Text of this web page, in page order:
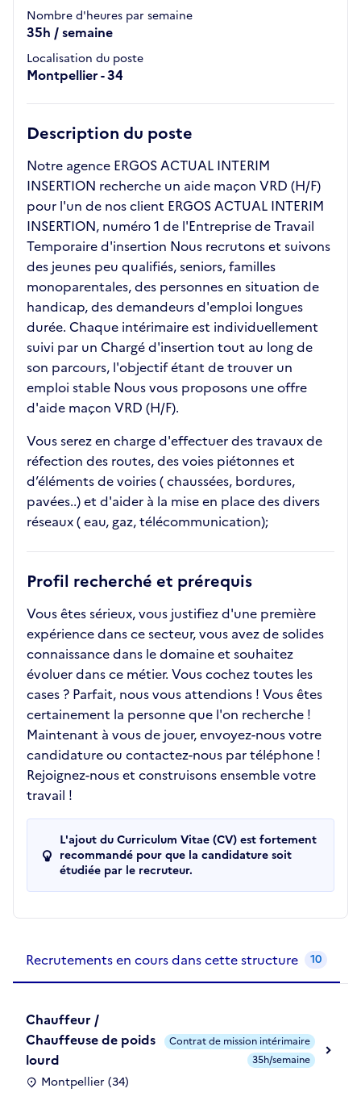
Nombre d'heures par semaine
35h / semaine
Localisation du poste
Montpellier - 34
Description du poste
Notre agence ERGOS ACTUAL INTERIM
INSERTION recherche un aide maçon VRD (H/F)
pour l'un de nos client ERGOS ACTUAL INTERIM
INSERTION, numéro 1 de l'Entreprise de Travail
Temporaire d'insertion Nous recrutons et suivons
des jeunes peu qualifiés, seniors, familles
monoparentales, des personnes en situation de
handicap, des demandeurs d'emploi longues
durée. Chaque intérimaire est individuellement
suivi par un Chargé d'insertion tout au long de
son parcours, l'objectif étant de trouver un
emploi stable Nous vous proposons une offre
d'aide maçon VRD (H/F).
Vous serez en charge d'effectuer des travaux de
réfection des routes, des voies piétonnes et
d’éléments de voiries ( chaussées, bordures,
pavées..) et d'aider à la mise en place des divers
réseaux ( eau, gaz, télécommunication);
Profil recherché et prérequis
Vous êtes sérieux, vous justifiez d'une première
expérience dans ce secteur, vous avez de solides
connaissance dans le domaine et souhaitez
évoluer dans ce métier. Vous cochez toutes les
cases ? Parfait, nous vous attendions ! Vous êtes
certainement la personne que l'on recherche !
Maintenant à vous de jouer, envoyez-nous votre
candidature ou contactez-nous par téléphone !
Rejoignez-nous et construisons ensemble votre
travail !
L'ajout du Curriculum Vitae (CV) est fortement
recommandé pour que la candidature soit
étudiée par le recruteur.
Recrutements en cours dans cette structure 10
Chauffeur /
Chauffeuse de poids
lourd
Montpellier (34)
Contrat de mission intérimaire
35h/semaine